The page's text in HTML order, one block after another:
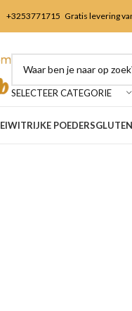
+3253771715 Gratis levering
SELECTEER CATEGORIE
EIWITRIJKE POEDERS